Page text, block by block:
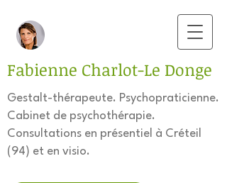
Fabienne Charlot-Le Donge
Gestalt-thérapeute. Psychopraticienne.
Cabinet de psychothérapie.
Consultations en présentiel à Créteil
(94) et en visio.